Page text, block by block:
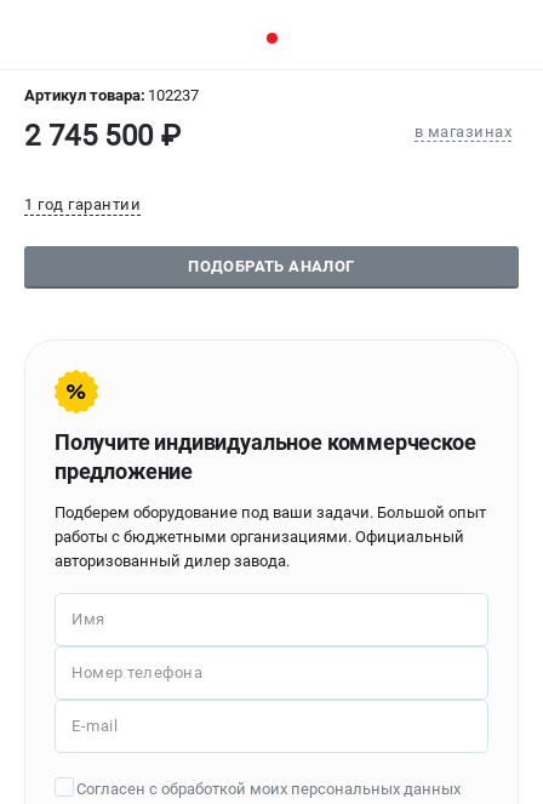
ИЗБРАННОЕ ( 0 )
ПОДДЕРЖКА
Политика обработки персональных данных
ИНФОРМАЦИЯ
О бренде
Юридическим лицам
Доставка
Оплата
Бонусная программа
Как нас найти
Новости
Артикул товара: 102237
2 745 500 ₽ в магазинах
1 год гарантии
ПОДОБРАТЬ АНАЛОГ
Получите индивидуальное коммерческое
предложение
Подберем оборудование под ваши задачи. Большой опыт
работы с бюджетными организациями. Официальный
авторизованный дилер завода.
Имя
Номер телефона
E-mail
Согласен с обработкой моих персональных данных